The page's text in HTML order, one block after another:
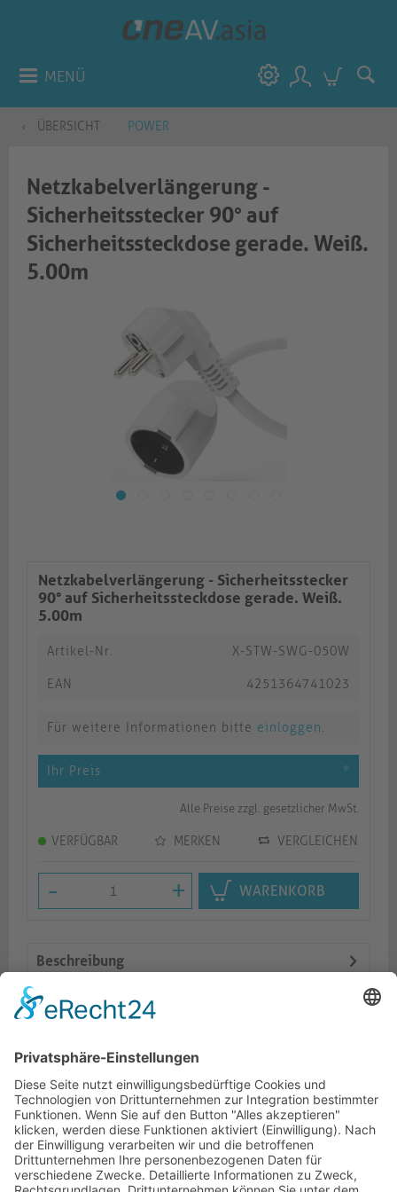
MENÜ
ÜBERSICHT POWER
Netzkabelverlängerung -
Sicherheitsstecker 90° auf
Sicherheitssteckdose gerade. Weiß.
5.00m
Netzkabelverlängerung - Sicherheitsstecker
90° auf Sicherheitssteckdose gerade. Weiß.
5.00m
Artikel-Nr. X-STW-SWG-050W
EAN 4251364741023
Für weitere Informationen bitte einloggen.
Ihr Preis *
Alle Preise zzgl. gesetzlicher MwSt.
VERFÜGBAR MERKEN VERGLEICHEN
- + WARENKORB
Beschreibung
Features
Logistik
Ähnliche Artikel
HOTLINE